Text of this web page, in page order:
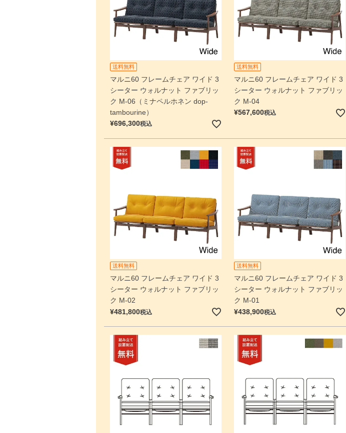
送料無料
マルニ60 フレームチェア ワイド 3
シーター ウォルナット ファブリッ
ク M-06（ミナペルホネン dop-
tambourine）
¥696,300税込
送料無料
マルニ60 フレームチェア ワイド 3
シーター ウォルナット ファブリッ
ク M-04
¥567,600税込
送料無料
マルニ60 フレームチェア ワイド 3
シーター ウォルナット ファブリッ
ク M-02
¥481,800税込
送料無料
マルニ60 フレームチェア ワイド 3
シーター ウォルナット ファブリッ
ク M-01
¥438,900税込